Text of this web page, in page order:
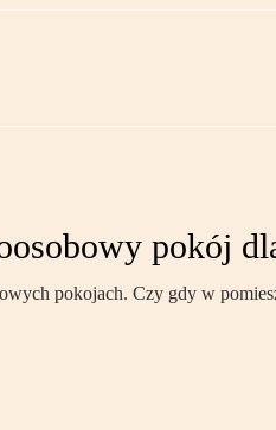
pokój
pokojach. Czy gdy w